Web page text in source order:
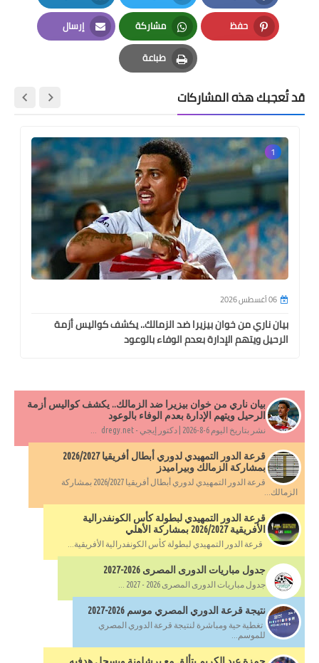
Facebook
Twitter
LinkedIn
حفظ
Pinterest
مشاركة
Whatsapp
إرسال
Email
طباعة
Print
قد تُعجبك هذه المشاركات
1
06 أغسطس 2026
بيان ناري من خوان بيزيرا ضد الزمالك.. يكشف كواليس أزمة
الرحيل ويتهم الإدارة بعدم الوفاء بالوعود
بيان ناري من خوان بيزيرا ضد الزمالك.. يكشف كواليس أزمة
الرحيل ويتهم الإدارة بعدم الوفاء بالوعود
نشر بتاريخ اليوم 6-8-2026 | دكتور إيجي - dregy.net ...
قرعة الدور التمهيدي لدوري أبطال أفريقيا 2026/2027
بمشاركة الزمالك وبيراميدز
قرعة الدور التمهيدي لدوري أبطال أفريقيا 2026/2027 بمشاركة
الزمالك...
قرعة الدور التمهيدي لبطولة كأس الكونفدرالية
الأفريقية 2026/2027 بمشاركة الأهلي
قرعة الدور التمهيدي لبطولة كأس الكونفدرالية الأفريقية...
جدول مباريات الدورى المصرى 2026-2027
جدول مباريات الدورى المصرى 2026 - 2027 ...
نتيجة قرعة الدوري المصري موسم 2026-2027
تغطية حية ومباشرة لنتيجة قرعة الدوري المصري
للموسم...